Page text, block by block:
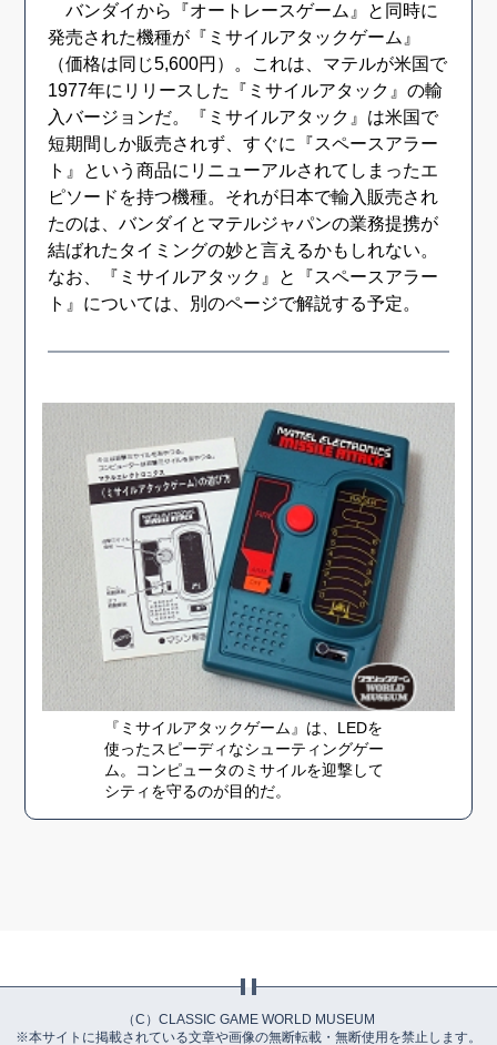
バンダイから『オートレースゲーム』と同時に
発売された機種が『ミサイルアタックゲーム』
（価格は同じ5,600円）。これは、マテルが米国で
1977年にリリースした『ミサイルアタック』の輸
入バージョンだ。『ミサイルアタック』は米国で
短期間しか販売されず、すぐに『スペースアラー
ト』という商品にリニューアルされてしまったエ
ピソードを持つ機種。それが日本で輸入販売され
たのは、バンダイとマテルジャパンの業務提携が
結ばれたタイミングの妙と言えるかもしれない。
なお、『ミサイルアタック』と『スペースアラー
ト』については、別のページで解説する予定。
『ミサイルアタックゲーム』は、LEDを
使ったスピーディなシューティングゲー
ム。コンピュータのミサイルを迎撃して
シティを守るのが目的だ。
（C）CLASSIC GAME WORLD MUSEUM
※本サイトに掲載されている文章や画像の無断転載・無断使用を禁止します。